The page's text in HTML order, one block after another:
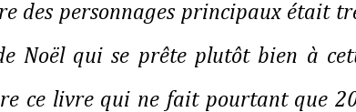
des personnages principaux était
Noël qui se prête plutôt bien à
ce livre qui ne fait pourtant que